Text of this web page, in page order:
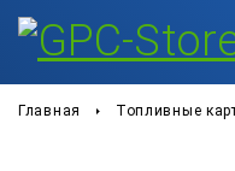
Главная Топливные